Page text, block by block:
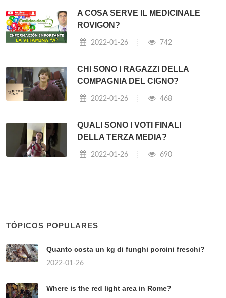
A COSA SERVE IL MEDICINALE
ROVIGON?
2022-01-26 742
CHI SONO I RAGAZZI DELLA
COMPAGNIA DEL CIGNO?
2022-01-26 468
QUALI SONO I VOTI FINALI
DELLA TERZA MEDIA?
2022-01-26 690
TÓPICOS POPULARES
Quanto costa un kg di funghi porcini freschi?
2022-01-26
Where is the red light area in Rome?